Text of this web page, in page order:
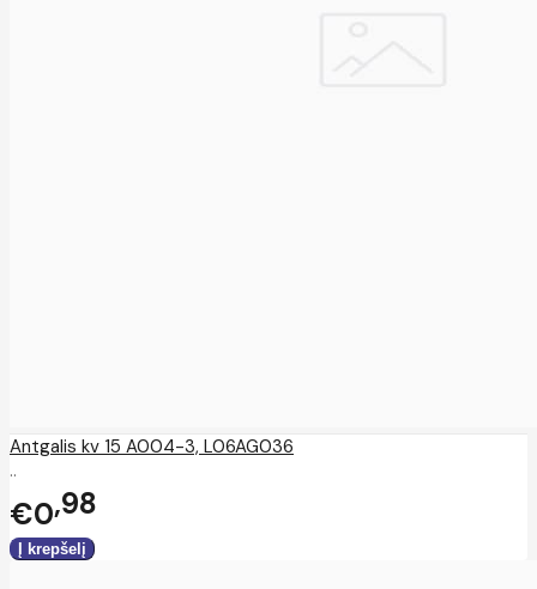
Antgalis kv 15 A004-3, L06AG036
..
€0 98